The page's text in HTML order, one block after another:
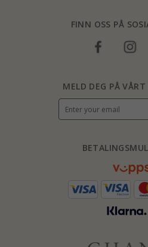
FINN OSS PÅ
MELD DEG PÅ